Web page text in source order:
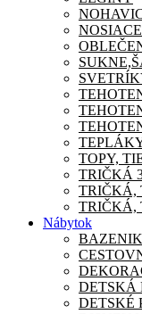
TOPY,
TRIČKÁ
TRIČKÁ,
TRIČKÁ,
Nábytok
DETSKÁ
DETSKÉ